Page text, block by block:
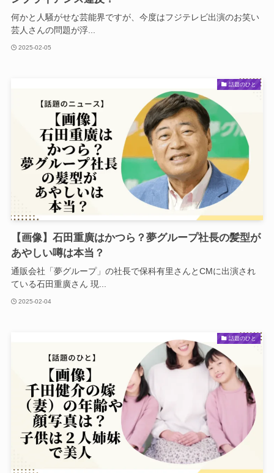
何かと人騒がせな芸能界ですが、今度はフジテレビ出演のお笑い
芸人さんの問題が浮...
2025-02-05
話題のひと
【画像】石田重廣はかつら？夢グループ社長の髪型が
あやしい噂は本当？
通販会社「夢グループ」の社長で保科有里さんとCMに出演され
ている石田重廣さん 現...
2025-02-04
話題のひと